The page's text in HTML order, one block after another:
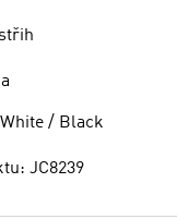
/ Black
JC8239